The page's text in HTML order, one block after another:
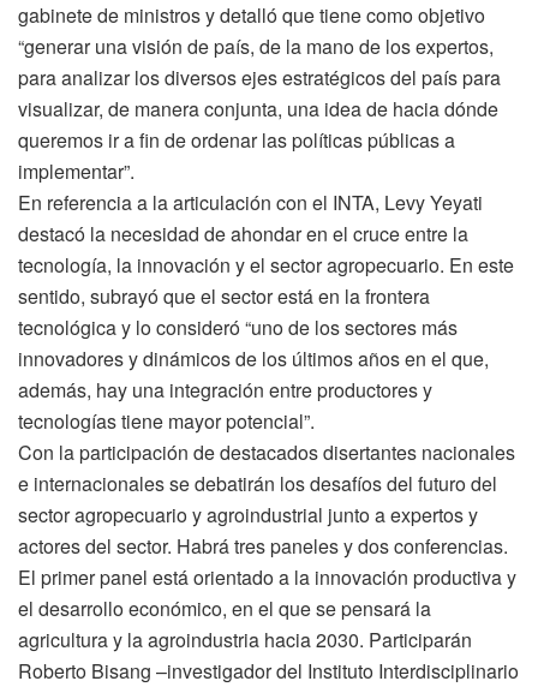
gabinete de ministros y detalló que tiene como objetivo
“generar una visión de país, de la mano de los expertos,
para analizar los diversos ejes estratégicos del país para
visualizar, de manera conjunta, una idea de hacia dónde
queremos ir a fin de ordenar las políticas públicas a
implementar”.
En referencia a la articulación con el INTA, Levy Yeyati
destacó la necesidad de ahondar en el cruce entre la
tecnología, la innovación y el sector agropecuario. En este
sentido, subrayó que el sector está en la frontera
tecnológica y lo consideró “uno de los sectores más
innovadores y dinámicos de los últimos años en el que,
además, hay una integración entre productores y
tecnologías tiene mayor potencial”.
Con la participación de destacados disertantes nacionales
e internacionales se debatirán los desafíos del futuro del
sector agropecuario y agroindustrial junto a expertos y
actores del sector. Habrá tres paneles y dos conferencias.
El primer panel está orientado a la innovación productiva y
el desarrollo económico, en el que se pensará la
agricultura y la agroindustria hacia 2030. Participarán
Roberto Bisang –investigador del Instituto Interdisciplinario